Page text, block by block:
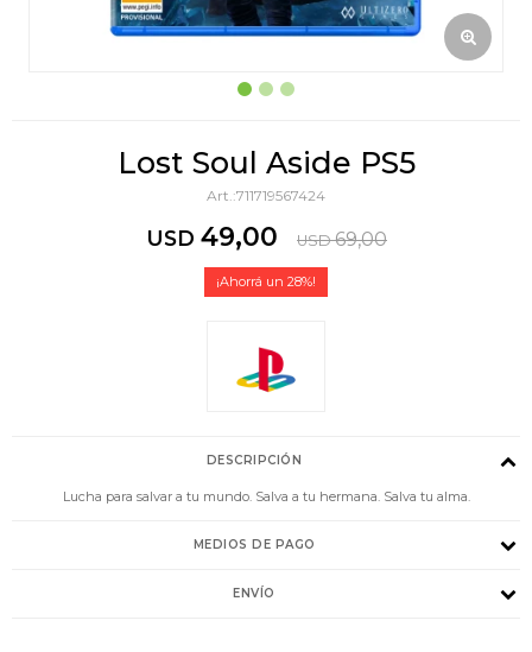
Lost Soul Aside PS5
711719567424
USD 49,00 USD 69,00
28
DESCRIPCIÓN
Lucha para salvar a tu mundo. Salva a tu hermana. Salva tu alma.
MEDIOS DE PAGO
ENVÍO